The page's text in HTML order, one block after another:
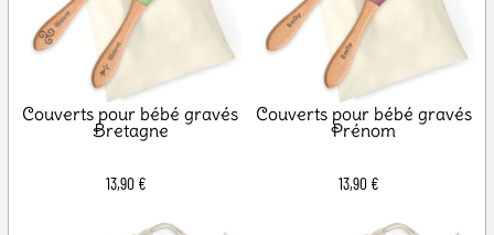
Couverts pour bébé gravés
Bretagne
13,90 €
Couverts pour bébé gravés
Prénom
13,90 €